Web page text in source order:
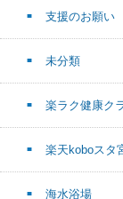
支援のお願い
未分類
楽ラク健康ク
楽天koboスタ
海水浴場